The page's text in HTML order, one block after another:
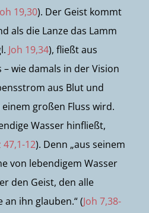
19,30). Der Geist kommt
als die Lanze das Lamm
Joh 19,34), fließt aus
wie damals in der Vision
aus Blut und
großen Fluss wird.
Wasser hinfließt,
47,1-12). Denn „aus seinem
von lebendigem Wasser
den Geist, den alle
ihn glauben.“ (Joh 7,38-